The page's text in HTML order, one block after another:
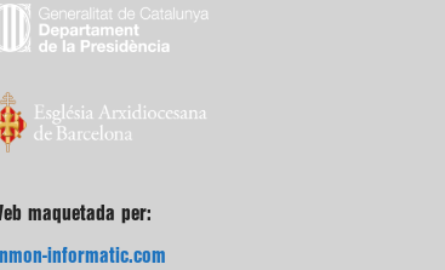
maquetada per:
informatic.com